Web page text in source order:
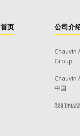
首页 公司介
Chauvin
Group
Chauvin
中国
我们的品